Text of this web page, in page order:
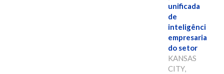
unificada
de
inteligência
empresarial
do setor
KANSAS
CITY,